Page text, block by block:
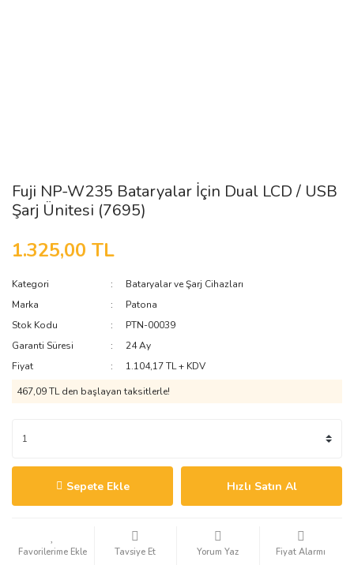
Fuji NP-W235 Bataryalar İçin Dual LCD / USB
Şarj Ünitesi (7695)
1.325,00 TL
Kategori
Bataryalar ve Şarj Cihazları
Marka
Patona
Stok Kodu
PTN-00039
Garanti Süresi
24 Ay
Fiyat
1.104,17 TL + KDV
467,09 TL den başlayan taksitlerle!
Sepete Ekle Hızlı Satın Al
Tavsiye Et Yorum Yaz Fiyat Alarmı